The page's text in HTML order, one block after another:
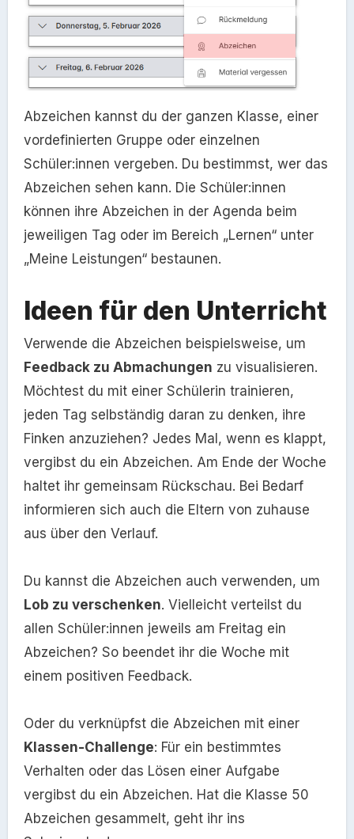
Abzeichen kannst du der ganzen Klasse, einer
vordefinierten Gruppe oder einzelnen
Schüler:innen vergeben. Du bestimmst, wer das
Abzeichen sehen kann. Die Schüler:innen
können ihre Abzeichen in der Agenda beim
jeweiligen Tag oder im Bereich „Lernen“ unter
„Meine Leistungen“ bestaunen.
Ideen für den Unterricht
Verwende die Abzeichen beispielsweise, um
Feedback zu Abmachungen zu visualisieren.
Möchtest du mit einer Schülerin trainieren,
jeden Tag selbständig daran zu denken, ihre
Finken anzuziehen? Jedes Mal, wenn es klappt,
vergibst du ein Abzeichen. Am Ende der Woche
haltet ihr gemeinsam Rückschau. Bei Bedarf
informieren sich auch die Eltern von zuhause
aus über den Verlauf.
Du kannst die Abzeichen auch verwenden, um
Lob zu verschenken. Vielleicht verteilst du
allen Schüler:innen jeweils am Freitag ein
Abzeichen? So beendet ihr die Woche mit
einem positiven Feedback.
Oder du verknüpfst die Abzeichen mit einer
Klassen-Challenge: Für ein bestimmtes
Verhalten oder das Lösen einer Aufgabe
vergibst du ein Abzeichen. Hat die Klasse 50
Abzeichen gesammelt, geht ihr ins